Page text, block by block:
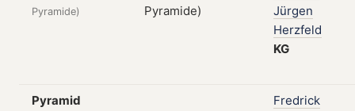
Pyramide)
Jürgen
Herzfeld
KG
Pyramid
Fredrick